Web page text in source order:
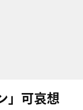
」可哀想